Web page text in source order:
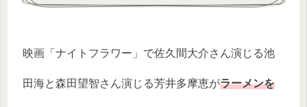
映画「ナイトフラワー」で佐久間大介さん演じる池
田海と森田望智さん演じる芳井多摩恵がラーメンを